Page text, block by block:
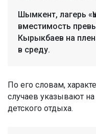
Шымкент, лагерь
вместимость
Кырыкбаев на
в среду.
По его словам,
случаев указывают
детского отдыха.